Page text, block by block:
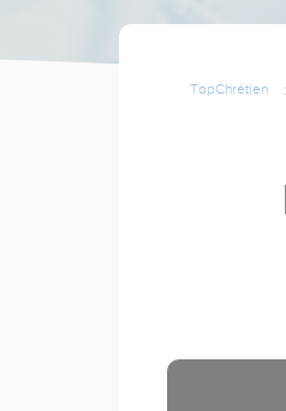
TopChrétien